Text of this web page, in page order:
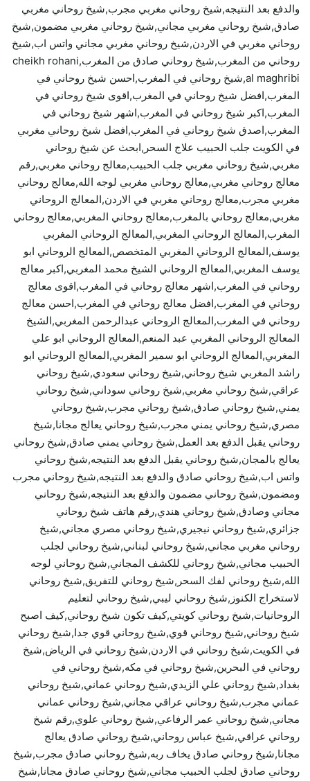
والدفع بعد النتيجه,شيخ روحاني مغربي مجرب,شيخ روحاني مغربي
صادق,شيخ روحاني مغربي مجاني,شيخ روحاني مغربي مضمون,شيخ
روحاني مغربي في الاردن,شيخ روحاني مغربي مجاني واتس اب,شيخ
روحاني من المغرب,شيخ روحاني صادق من المغرب,cheikh rohani
al maghribi,شيخ روحاني في المغرب,احسن شيخ روحاني في
المغرب,افضل شيخ روحاني في المغرب,اقوى شيخ روحاني في
المغرب,اكبر شيخ روحاني في المغرب,اشهر شيخ روحاني في
المغرب,اصدق شيخ روحاني في المغرب,افضل شيخ روحاني مغربي
في الكويت جلب الحبيب علاج السحر,ابحث عن شيخ روحاني
مغربي,شيخ روحاني مغربي جلب الحبيب,معالج روحاني مغربي,رقم
معالج روحاني مغربي,معالج روحاني مغربي لوجه الله,معالج روحاني
مغربي مجرب,معالج روحاني مغربي في الاردن,المعالج الروحاني
مغربي,معالج روحاني بالمغرب,معالج روحاني المغربي,معالج روحاني
المغرب,المعالج الروحاني المغربي,المعالج الروحاني المغربي
يوسف,المعالج الروحاني المغربي المتخصص,المعالج الروحاني ابو
يوسف المغربي,المعالج الروحاني الشيخ محمد المغربي,اكبر معالج
روحاني في المغرب,اشهر معالج روحاني في المغرب,اقوى معالج
روحاني في المغرب,افضل معالج روحاني في المغرب,احسن معالج
روحاني في المغرب,المعالج الروحاني عبدالرحمن المغربي,الشيخ
المعالج الروحاني المغربي عبد المنعم,المعالج الروحاني ابو علي
المغربي,المعالج الروحاني ابو سمير المغربي,المعالج الروحاني ابو
راشد المغربي شيخ روحاني,شيخ روحاني سعودي,شيخ روحاني
عراقي,شيخ روحاني مغربي,شيخ روحاني سوداني,شيخ روحاني
يمني,شيخ روحاني صادق,شيخ روحاني مجرب,شيخ روحاني
مصري,شيخ روحاني يمني مجرب,شيخ روحاني يعالج مجانا,شيخ
روحاني يقبل الدفع بعد العمل,شيخ روحاني يمني صادق,شيخ روحاني
يعالج بالمجان,شيخ روحاني يقبل الدفع بعد النتيجه,شيخ روحاني
واتس اب,شيخ روحاني صادق والدفع بعد النتيجه,شيخ روحاني مجرب
ومضمون,شيخ روحاني مضمون والدفع بعد النتيجه,شيخ روحاني
مجاني وصادق,شيخ روحاني هندي,رقم هاتف شيخ روحاني
جزائري,شيخ روحاني نيجيري,شيخ روحاني مصري مجاني,شيخ
روحاني مغربي مجاني,شيخ روحاني لبناني,شيخ روحاني لجلب
الحبيب مجاني,شيخ روحاني للكشف المجاني,شيخ روحاني لوجه
الله,شيخ روحاني لفك السحر,شيخ روحاني للتفريق,شيخ روحاني
لاستخراج الكنوز,شيخ روحاني ليبي,شيخ روحاني لتعليم
الروحانيات,شيخ روحاني كويتي,كيف تكون شيخ روحاني,كيف اصبح
شيخ روحاني,شيخ روحاني قوي,شيخ روحاني قوي جدا,شيخ روحاني
في الكويت,شيخ روحاني في الاردن,شيخ روحاني في الرياض,شيخ
روحاني في البحرين,شيخ روحاني في مكه,شيخ روحاني في
بغداد,شيخ روحاني علي الزيدي,شيخ روحاني عماني,شيخ روحاني
عماني مجرب,شيخ روحاني عراقي مجاني,شيخ روحاني عماني
مجاني,شيخ روحاني عمر الرفاعي,شيخ روحاني علوي,رقم شيخ
روحاني عراقي,شيخ عباس روحاني,شيخ روحاني صادق يعالج
مجانا,شيخ روحاني صادق يخاف ربه,شيخ روحاني صادق مجرب,شيخ
روحاني صادق لجلب الحبيب مجاني,شيخ روحاني صادق مجانا,شيخ